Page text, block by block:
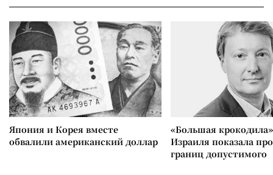
Япония и Корея вместе
обвалили американский доллар
«Большая
Израиля показала
границ допустимого